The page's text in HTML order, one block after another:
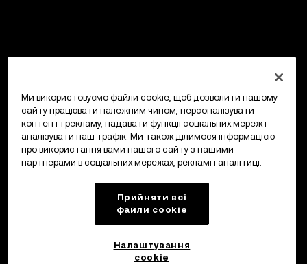
Ми використовуємо файли cookie, щоб дозволити нашому
сайту працювати належним чином, персоналізувати
контент і рекламу, надавати функції соціальних мереж і
аналізувати наш трафік. Ми також ділимося інформацією
про використання вами нашого сайту з нашими
партнерами в соціальних мережах, рекламі і аналітиці.
Прийняти всі
файли сookie
Налаштування
cookie